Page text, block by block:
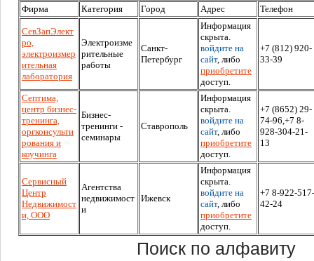
Фирма Категория Город Адрес Телефон
CевЗапЭлект
ро,
электроизмер
ительная
лаборатория
Электроизме
рительные
работы
Санкт-
Петербург
Информация
скрыта.
войдите на
сайт, либо
приобретите
доступ.
+7 (812) 920-
33-39
Cептима,
центр бизнес-
тренинга,
оргконсульти
рования и
коучинга
Бизнес-
тренинги -
семинары
Ставрополь
Информация
скрыта.
войдите на
сайт, либо
приобретите
доступ.
+7 (8652) 29-
74-96,+7 8-
928-304-21-
13
Cервисный
Центр
Недвижимост
и, ООО
Агентства
недвижимост
и
Ижевск
Информация
скрыта.
войдите на
сайт, либо
приобретите
доступ.
+7 8-922-517-
42-24
Поиск по алфавиту